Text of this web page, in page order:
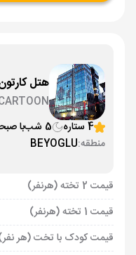
هتل
4 ستاره
5 شب با
منطقه:BEYOGLU
قیمت 2 تخته (هرنفر)
قیمت 1 تخته (هرنفر)
قیمت کودک با تخت (هر